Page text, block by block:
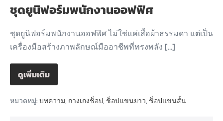
ชุดยูนิฟอร์มพนักงานออฟฟิศ
ชุดยูนิฟอร์มพนักงานออฟฟิศ ไม่ใช่แค่เสื้อผ้าธรรมดา แต่เป็น
เครื่องมือสร้างภาพลักษณ์มืออาชีพที่ทรงพลัง […]
ดูเพิ่มเติม
หมวดหมู่:บทความ,กางเกงช็อป,ช็อปแขนยาว,ช็อปแขนสั้น